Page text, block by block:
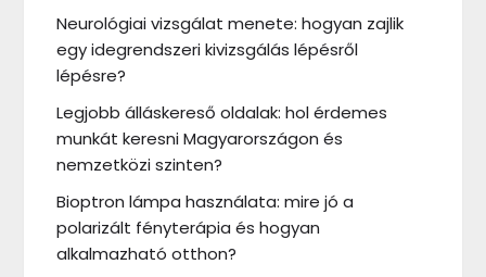
Neurológiai vizsgálat menete: hogyan zajlik
egy idegrendszeri kivizsgálás lépésről
lépésre?
Legjobb álláskereső oldalak: hol érdemes
munkát keresni Magyarországon és
nemzetközi szinten?
Bioptron lámpa használata: mire jó a
polarizált fényterápia és hogyan
alkalmazható otthon?